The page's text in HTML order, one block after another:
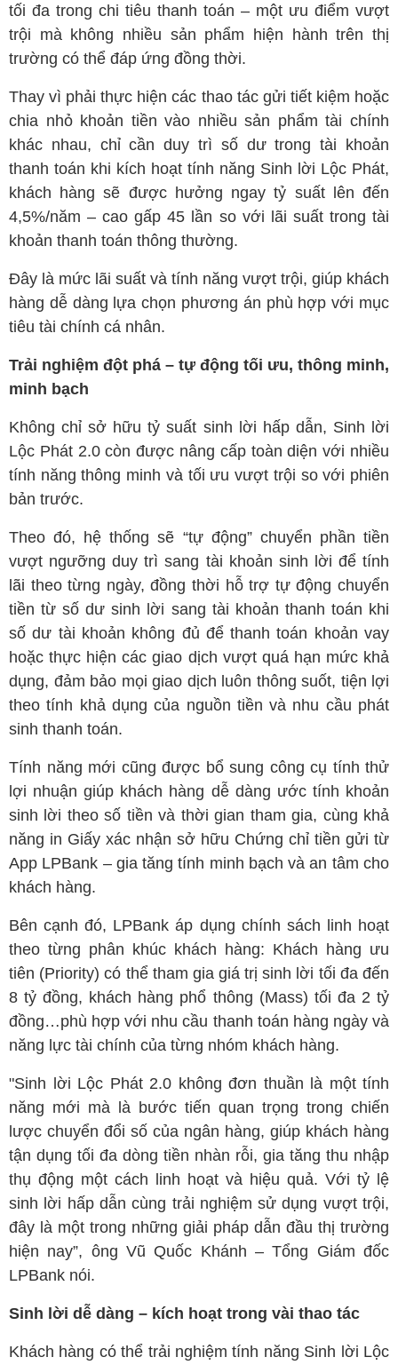
tối đa trong chi tiêu thanh toán – một ưu điểm vượt
trội mà không nhiều sản phẩm hiện hành trên thị
trường có thể đáp ứng đồng thời.
Thay vì phải thực hiện các thao tác gửi tiết kiệm hoặc
chia nhỏ khoản tiền vào nhiều sản phẩm tài chính
khác nhau, chỉ cần duy trì số dư trong tài khoản
thanh toán khi kích hoạt tính năng Sinh lời Lộc Phát,
khách hàng sẽ được hưởng ngay tỷ suất lên đến
4,5%/năm – cao gấp 45 lần so với lãi suất trong tài
khoản thanh toán thông thường.
Đây là mức lãi suất và tính năng vượt trội, giúp khách
hàng dễ dàng lựa chọn phương án phù hợp với mục
tiêu tài chính cá nhân.
Trải nghiệm đột phá – tự động tối ưu, thông minh,
minh bạch
Không chỉ sở hữu tỷ suất sinh lời hấp dẫn, Sinh lời
Lộc Phát 2.0 còn được nâng cấp toàn diện với nhiều
tính năng thông minh và tối ưu vượt trội so với phiên
bản trước.
Theo đó, hệ thống sẽ “tự động” chuyển phần tiền
vượt ngưỡng duy trì sang tài khoản sinh lời để tính
lãi theo từng ngày, đồng thời hỗ trợ tự động chuyển
tiền từ số dư sinh lời sang tài khoản thanh toán khi
số dư tài khoản không đủ để thanh toán khoản vay
hoặc thực hiện các giao dịch vượt quá hạn mức khả
dụng, đảm bảo mọi giao dịch luôn thông suốt, tiện lợi
theo tính khả dụng của nguồn tiền và nhu cầu phát
sinh thanh toán.
Tính năng mới cũng được bổ sung công cụ tính thử
lợi nhuận giúp khách hàng dễ dàng ước tính khoản
sinh lời theo số tiền và thời gian tham gia, cùng khả
năng in Giấy xác nhận sở hữu Chứng chỉ tiền gửi từ
App LPBank – gia tăng tính minh bạch và an tâm cho
khách hàng.
Bên cạnh đó, LPBank áp dụng chính sách linh hoạt
theo từng phân khúc khách hàng: Khách hàng ưu
tiên (Priority) có thể tham gia giá trị sinh lời tối đa đến
8 tỷ đồng, khách hàng phổ thông (Mass) tối đa 2 tỷ
đồng…phù hợp với nhu cầu thanh toán hàng ngày và
năng lực tài chính của từng nhóm khách hàng.
"Sinh lời Lộc Phát 2.0 không đơn thuần là một tính
năng mới mà là bước tiến quan trọng trong chiến
lược chuyển đổi số của ngân hàng, giúp khách hàng
tận dụng tối đa dòng tiền nhàn rỗi, gia tăng thu nhập
thụ động một cách linh hoạt và hiệu quả. Với tỷ lệ
sinh lời hấp dẫn cùng trải nghiệm sử dụng vượt trội,
đây là một trong những giải pháp dẫn đầu thị trường
hiện nay”, ông Vũ Quốc Khánh – Tổng Giám đốc
LPBank nói.
Sinh lời dễ dàng – kích hoạt trong vài thao tác
Khách hàng có thể trải nghiệm tính năng Sinh lời Lộc